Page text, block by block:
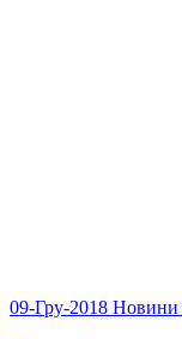
09-Гру-2018 Новини